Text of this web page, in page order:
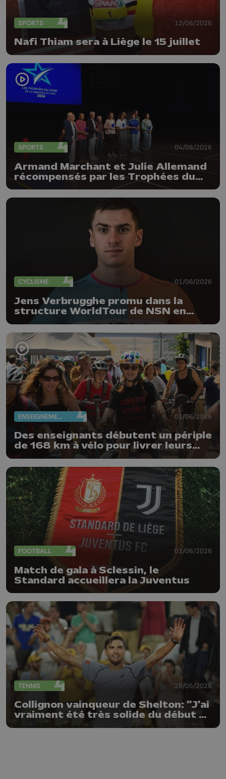
SPORTS 12/06/2026
Nafi Thiam sera à Liège le 15 juillet
SPORTS 04/06/2026
Armand Marchant et Julie Allemand
récompensés par les Trophées du
sport de la Province de Liège
CYCLISME 01/06/2026
Jens Verbrugghe promu dans la
structure WorldTour de NSN en
2027
ENSEIGNEMENT 01/06/2026
Des enseignants débutent un périple
de 168 km à vélo pour livrer leurs
revendications
FOOTBALL 01/06/2026
Match de gala à Sclessin, le
Standard accueillera la Juventus
TENNIS 29/05/2026
Collignon vainqueur de Shelton: "J'ai
vraiment été très solide du début à